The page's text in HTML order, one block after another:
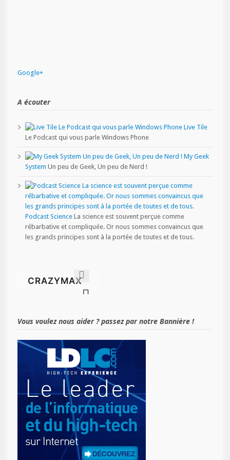
Google+
A écouter
Live Tile
Le Podcast qui vous parle Windows Phone
My Geek
System Un peu de Geek, Un peu de Nerd !
Podcast Science La science est souvent perçue comme
rébarbative et compliquée. Or nous sommes convaincus que
les grands principes sont à la portée de toutes et de tous.
Vous voulez nous aider ? passez par notre Bannière !